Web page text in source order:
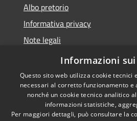
Albo pretorio
Informativa privacy
Note legali
Dichiarazione di accessibilità
Informazioni
Questo sito web utilizza cookie tecnici
necessari al corretto funzionamento e
nonché un cookie tecnico analitico
informazioni statistiche,
Per maggiori dettagli, può consultare la